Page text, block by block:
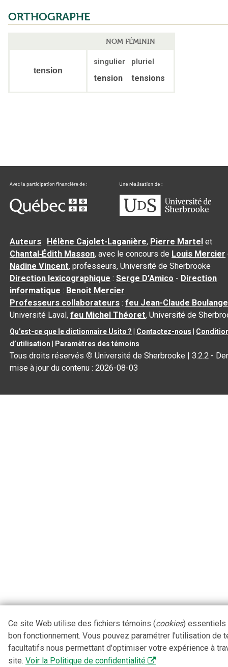
ORTHOGRAPHE
NOM FÉMININ
tension
singulier pluriel
tension tensions
Auteurs : Hélène Cajolet-Laganière, Pierre Martel et
Chantal‑Édith Masson, avec le concours de Louis Mercier
Nadine Vincent, professeurs, Université de Sherbrooke
Direction lexicographique :Serge D’Amico - Direction
informatique : Benoit Mercier
Professeurs collaborateurs :feu Jean-Claude
Université Laval,feu Michel Théoret, Université de
Qu’est-ce que le dictionnaire Usito ? | Contactez-nous |
d’utilisation | Paramètres des témoins
Tous droits réservés © Université de Sherbrooke |3.2.2 -
mise à jour du contenu :2026-08-03
Ce site Web utilise des fichiers témoins (cookies) essentiels
bon fonctionnement. Vous pouvez paramétrer l'utilisation de
facultatifs nous permettant d'optimiser votre expérience à
site. Voir la Politique de confidentialité